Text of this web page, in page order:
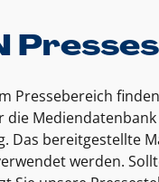
Pressebereich
die
Das bereitgestellte
werden.